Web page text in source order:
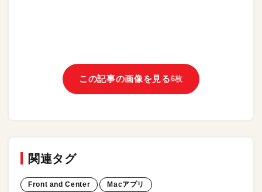
この記事の画像を見る6枚
関連タグ
Front and Center Macアプリ